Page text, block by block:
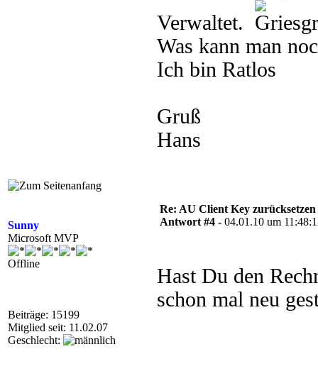
Verwaltet.
Was kann man
Ich bin Ratlos
Gruß
Hans
Sunny
Microsoft MVP
Offline
Beiträge: 15199
Mitglied seit: 11.02.07
Geschlecht:
Re: AU Client Key zurücksetzen
Antwort #4 - 04.01.10 um
Hast Du den
schon mal neu